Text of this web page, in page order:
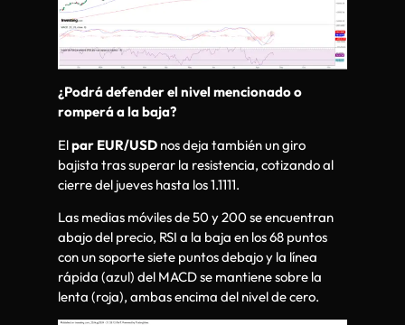
¿Podrá defender el nivel mencionado o
romperá a la baja?
Elpar EUR/USD nos deja también un giro
bajista tras superar la resistencia, cotizando al
cierre del jueves hasta los 1.1111.
Las medias móviles de 50 y 200 se encuentran
abajo del precio, RSI a la baja en los 68 puntos
con un soporte siete puntos debajo y la línea
rápida (azul) del MACD se mantiene sobre la
lenta (roja), ambas encima del nivel de cero.